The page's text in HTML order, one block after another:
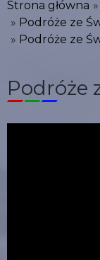
Strona główna
Podróże ze
Podróże ze
Podróże